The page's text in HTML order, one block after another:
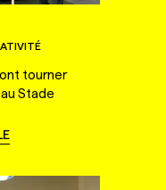
tourner
Stade